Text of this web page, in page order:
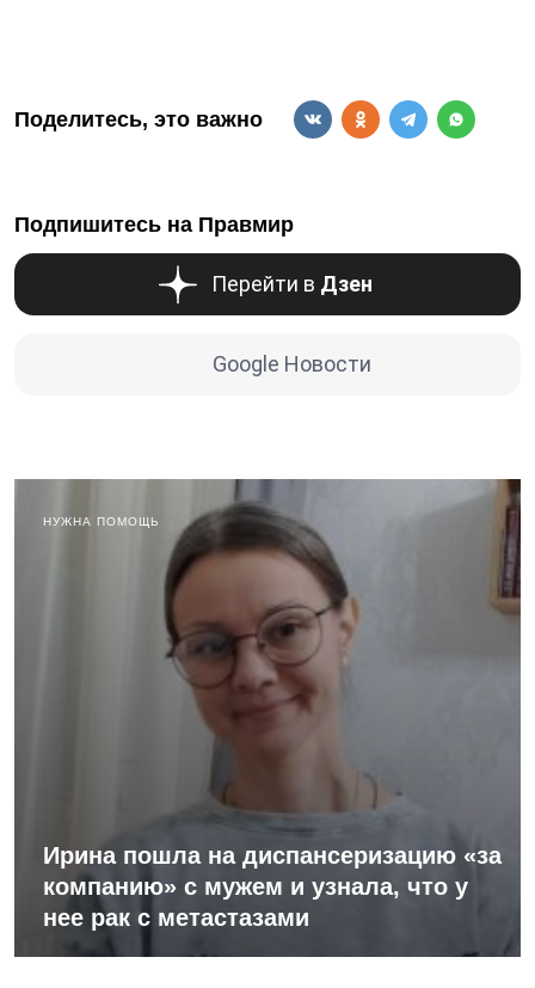
Поделитесь, это важно
Подпишитесь на Правмир
Перейти в Дзен
Google Новости
НУЖНА ПОМОЩЬ
Ирина пошла на диспансеризацию «за
компанию» с мужем и узнала, что у
нее рак с метастазами